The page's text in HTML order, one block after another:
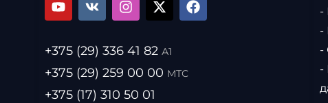
+375 (29) 336 41 82 А1
+375 (29) 259 00 00 МТС
+375 (17) 310 50 01
-
-
-
-